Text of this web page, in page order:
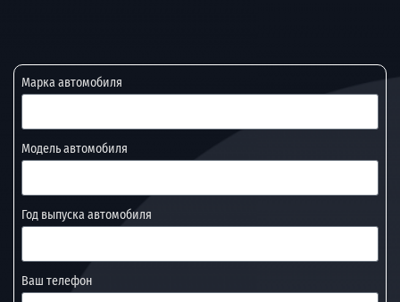
Марка автомобиля
Модель автомобиля
Год выпуска автомобиля
Ваш телефон